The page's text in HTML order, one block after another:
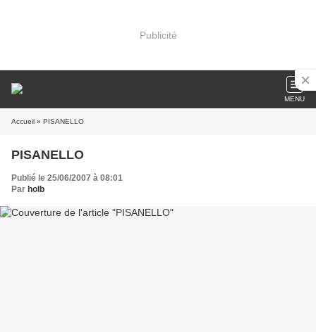
Publicité
MENU
Accueil » PISANELLO
PISANELLO
Publié le 25/06/2007 à 08:01
Par holb